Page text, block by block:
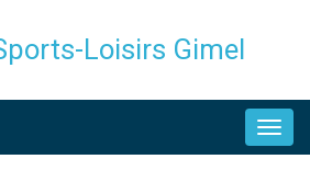
Loisirs Gimel